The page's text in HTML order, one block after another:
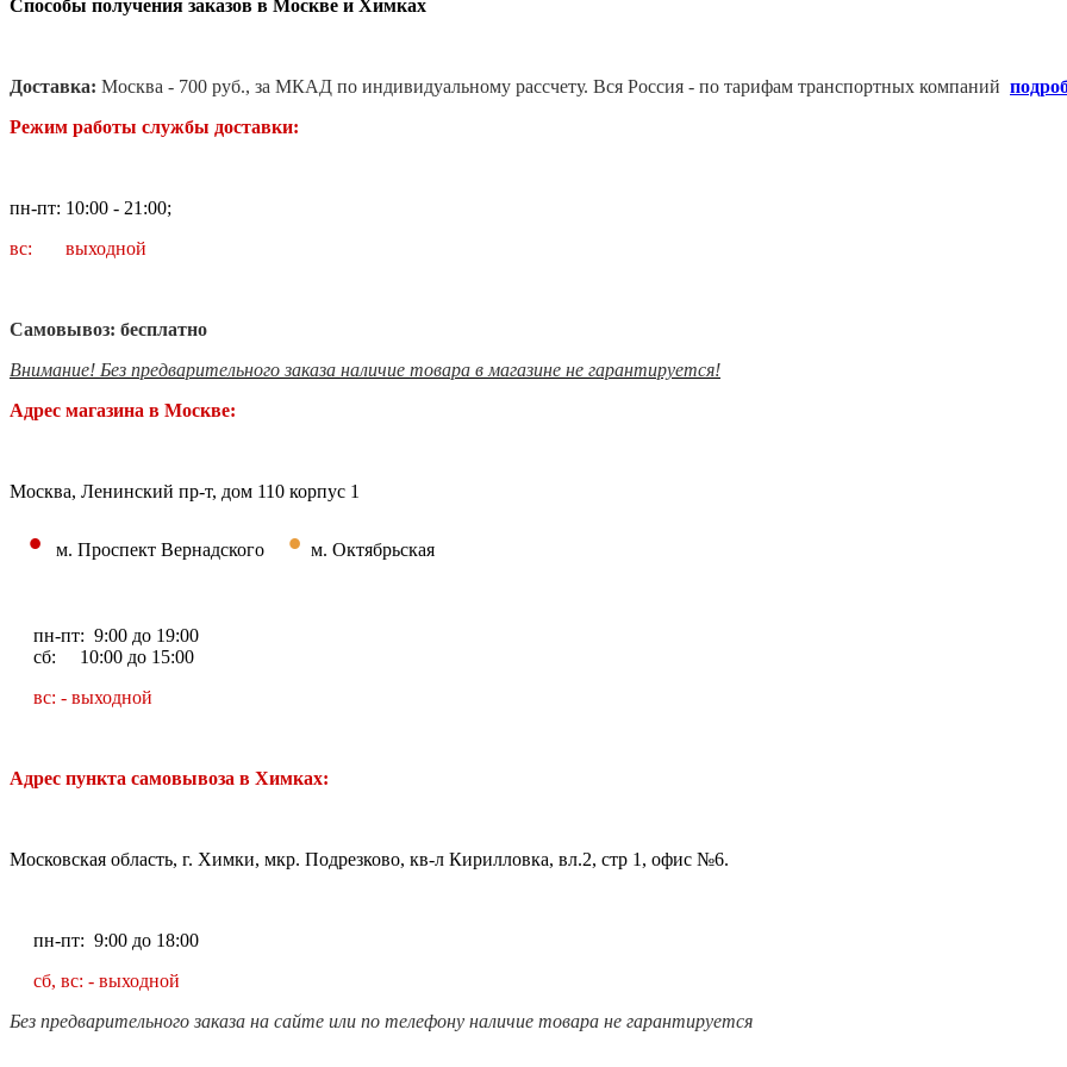
Способы получения заказов в Москве и Химках
Доставка: Москва - 700 руб., за МКАД по индивидуальному рассчету. Вся Россия - по тарифам транспортных компаний
Режим работы службы доставки:
пн-пт: 10:00 - 21:00;
вс: выходной
Самовывоз: бесплатно
Внимание! Без предварительного заказа наличие товара в магазине не гарантируется!
Адрес магазина в Москве:
Москва, Ленинский пр-т, дом 110 корпус 1
• м. Проспект Вернадского • м. Октябрьская
пн-пт: 9:00 до 19:00
сб: 10:00 до 15:00
вс: - выходной
Адрес пункта самовывоза в Химках:
Московская область, г. Химки, мкр. Подрезково, кв-л Кирилловка, вл.2, стр 1, офис №6.
пн-пт: 9:00 до 18:00
сб, вс: - выходной
Без предварительного заказа на сайте или по телефону наличие товара не гарантируется